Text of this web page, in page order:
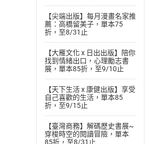
【尖端出版】每月漫畫名家推
薦：高橋留美子，單本75
折，至8/31止
【大雁文化 x 日出出版】陪你
找到情緒出口，心理勵志書
展，單本85折，至9/10止
【天下生活 x 康健出版】享受
自己喜歡的生活，單本85
折，至9/15止
【臺灣商務】解碼歷史書展~
穿梭時空的閱讀冒險，單本
85折，至8/31止